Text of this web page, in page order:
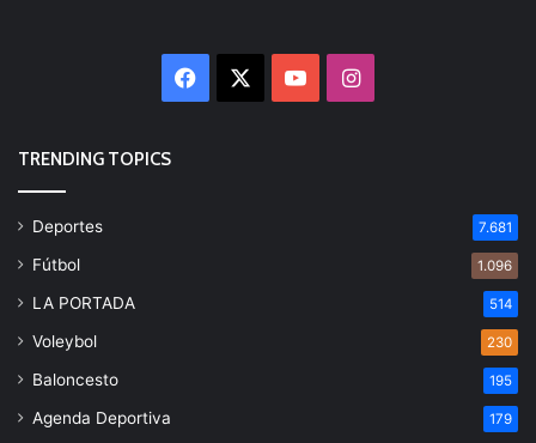
Facebook YouTubeInstagram
TRENDING TOPICS
Deportes 7.681
Fútbol 1.096
LA PORTADA 514
Voleybol 230
Baloncesto 195
Agenda Deportiva 179